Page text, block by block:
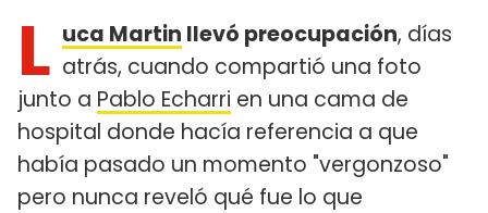
L uca Martin llevó preocupación, días
atrás, cuando compartió una foto
junto a Pablo Echarri en una cama de
hospital donde hacía referencia a que
había pasado un momento "vergonzoso"
pero nunca reveló qué fue lo que